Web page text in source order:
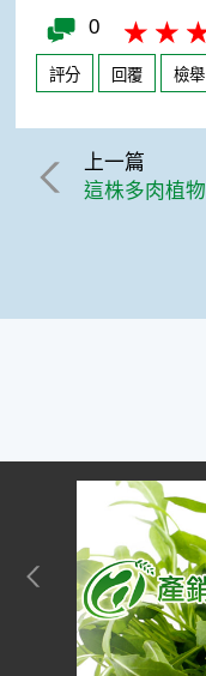
0
評分 回覆 檢舉
上一篇
這株多肉植